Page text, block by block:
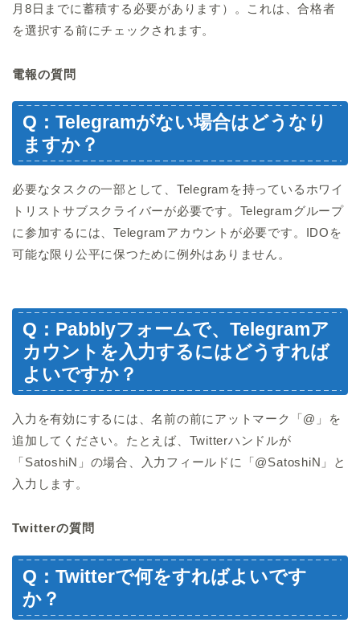
月8日までに蓄積する必要があります）。これは、合格者
を選択する前にチェックされます。
電報の質問
Q：Telegramがない場合はどうなり
ますか？
必要なタスクの一部として、Telegramを持っているホワイ
トリストサブスクライバーが必要です。Telegramグループ
に参加するには、Telegramアカウントが必要です。IDOを
可能な限り公平に保つために例外はありません。
Q：Pabblyフォームで、Telegramア
カウントを入力するにはどうすれば
よいですか？
入力を有効にするには、名前の前にアットマーク「@」を
追加してください。たとえば、Twitterハンドルが
「SatoshiN」の場合、入力フィールドに「@SatoshiN」と
入力します。
Twitterの質問
Q：Twitterで何をすればよいです
か？